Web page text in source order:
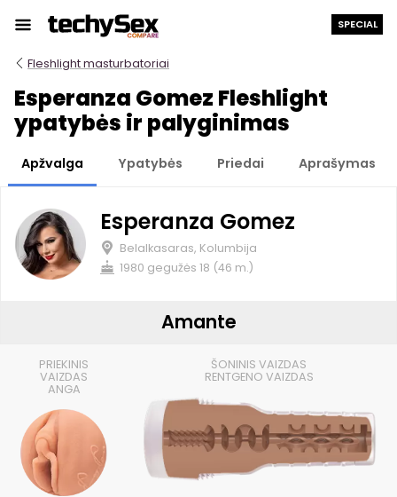
turinio
SPECIAL
Fleshlight masturbatoriai
Esperanza Gomez Fleshlight
ypatybės ir palyginimas
Apžvalga Ypatybės Priedai Aprašymas
PRIEKINIS
VAIZDAS
ANGA
ŠONINIS VAIZDAS
RENTGENO VAIZDAS
Esperanza Gomez
Belalkasaras, Kolumbija
1980 gegužės 18 (46 m.)
Amante